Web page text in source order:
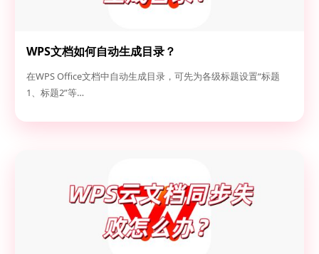
WPS文档如何自动生成目录？
在WPS Office文档中自动生成目录，可先为各级标题设置“标题
1、标题2”等…